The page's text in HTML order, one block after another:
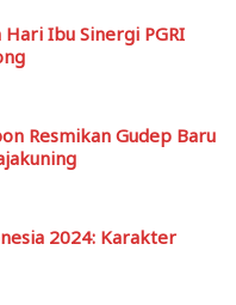
Ibu Sinergi PGRI
Resmikan Gudep Baru
2024: Karakter